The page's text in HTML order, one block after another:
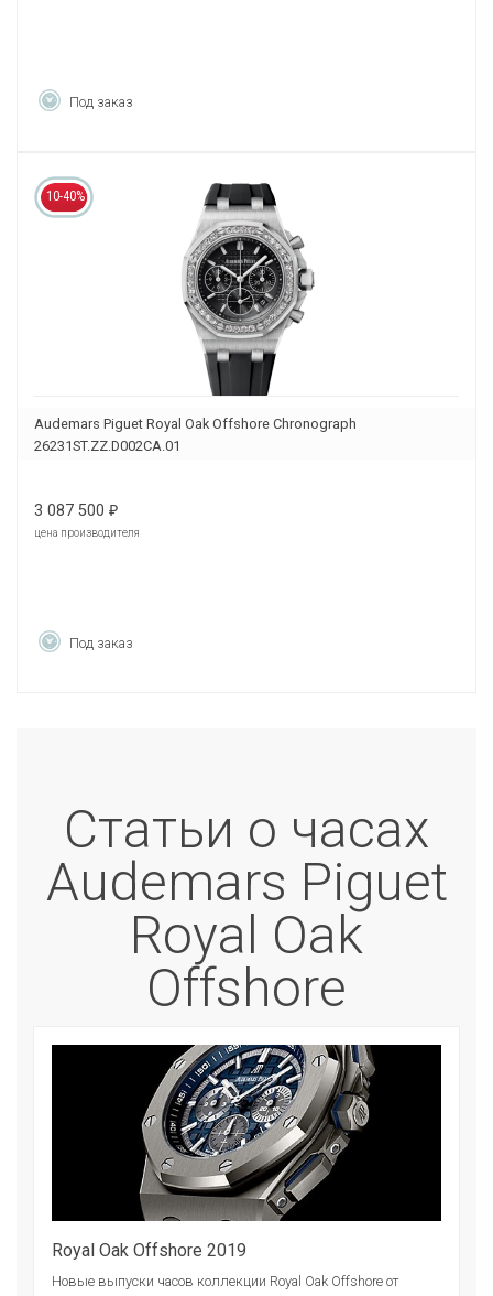
Под заказ
10-40%
Audemars Piguet Royal Oak Offshore Chronograph
26231ST.ZZ.D002CA.01
3 087 500 ₽
цена производителя
Под заказ
Статьи о часах
Audemars Piguet
Royal Oak
Offshore
Royal Oak Offshore 2019
Новые выпуски часов коллекции Royal Oak Offshore от